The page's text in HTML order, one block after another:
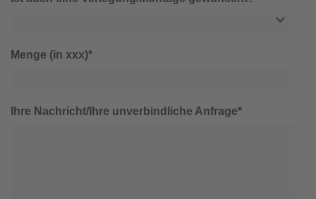
Menge (in xxx)*
Ihre Nachricht/Ihre unverbindliche Anfrage*